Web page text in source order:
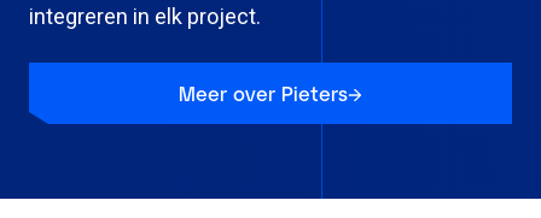
integreren in elk project.
Meer over Pieters